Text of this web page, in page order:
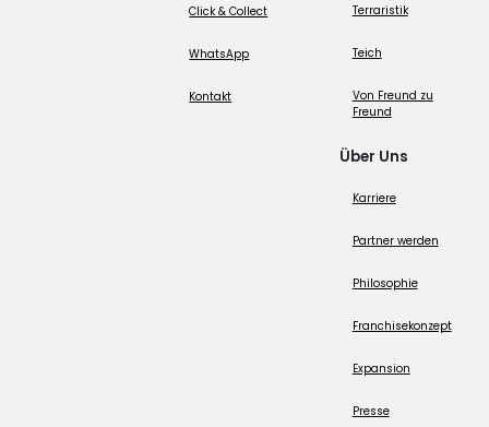
Click & Collect
WhatsApp
Kontakt
Terraristik
Teich
Von Freund zu
Freund
Über Uns
Karriere
Partner werden
Philosophie
Franchisekonzept
Expansion
Presse